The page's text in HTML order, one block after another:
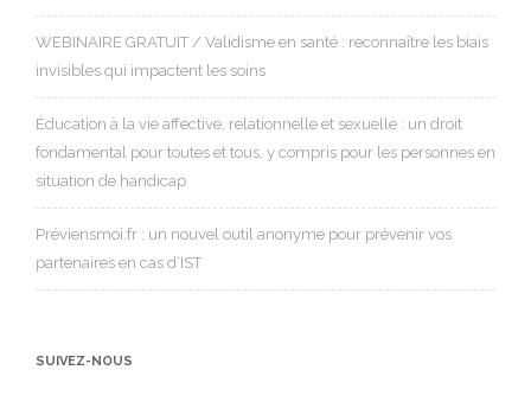
WEBINAIRE GRATUIT / Validisme en santé : reconnaître les biais
invisibles qui impactent les soins
Éducation à la vie affective, relationnelle et sexuelle : un droit
fondamental pour toutes et tous, y compris pour les personnes en
situation de handicap
Préviensmoi.fr : un nouvel outil anonyme pour prévenir vos
partenaires en cas d’IST
SUIVEZ-NOUS